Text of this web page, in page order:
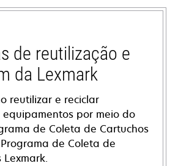
de reutilização e
da Lexmark
reutilizar e reciclar
equipamentos por meio do
de Coleta de Cartuchos
de Coleta de
Lexmark.